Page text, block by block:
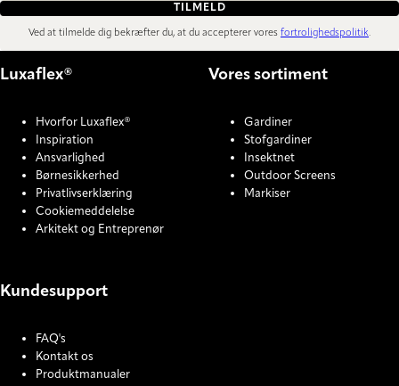
TILMELD
Ved at tilmelde dig bekræfter du, at du accepterer vores fortrolighedspolitik.
Luxaflex®
Hvorfor Luxaflex®
Inspiration
Ansvarlighed
Børnesikkerhed
Privatlivserklæring
Cookiemeddelelse
Arkitekt og Entreprenør
Vores sortiment
Gardiner
Stofgardiner
Insektnet
Outdoor Screens
Markiser
Kundesupport
FAQ's
Kontakt os
Produktmanualer